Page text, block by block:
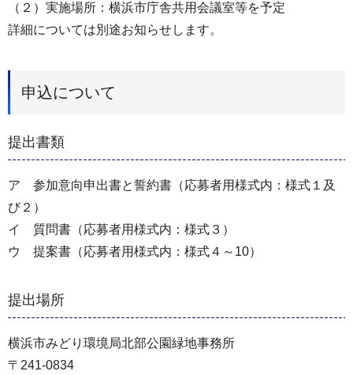
（２）実施場所：横浜市庁舎共用会議室等を予定
詳細については別途お知らせします。
申込について
提出書類
ア 参加意向申出書と誓約書（応募者用様式内：様式１及
び２）
イ 質問書（応募者用様式内：様式３）
ウ 提案書（応募者用様式内：様式４～10）
提出場所
横浜市みどり環境局北部公園緑地事務所
〒241-0834